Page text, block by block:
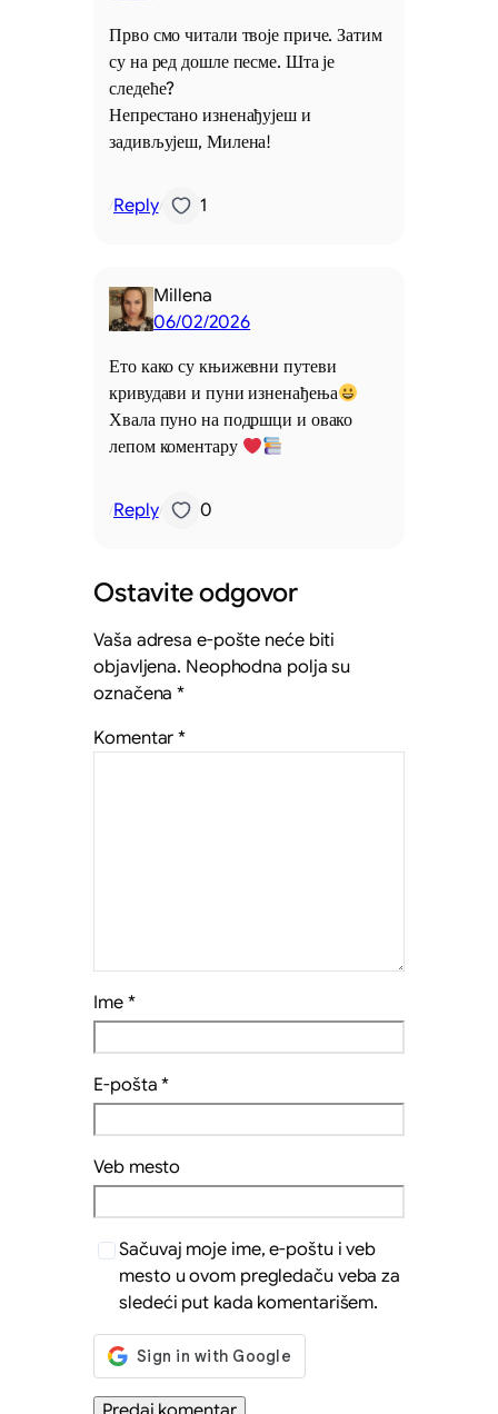
Прво смо читали твоје приче. Затим
су на ред дошле песме. Шта је
следеће?
Непрестано изненађујеш и
задивљујеш, Милена!
/Reply/ 1
Millena
06/02/2026
Ето како су књижевни путеви
кривудави и пуни изненађења
Хвала пуно на подршци и овако
лепом коментару
/Reply/ 0
Ostavite odgovor
Vaša adresa e-pošte neće biti
objavljena. Neophodna polja su
označena*
Komentar*
Ime *
E-pošta*
Veb mesto
Sačuvaj moje ime, e-poštu i veb
mesto u ovom pregledaču veba za
sledeći put kada komentarišem.